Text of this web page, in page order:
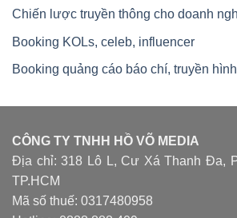
Chiến lược truyền thông cho doanh
Booking KOLs, celeb, influencer
Booking quảng cáo báo chí, truyền hình
CÔNG TY TNHH HỒ VÕ MEDIA
Địa chỉ: 318 Lô L, Cư Xá Thanh Đa,
TP.HCM
Mã số thuế: 0317480958